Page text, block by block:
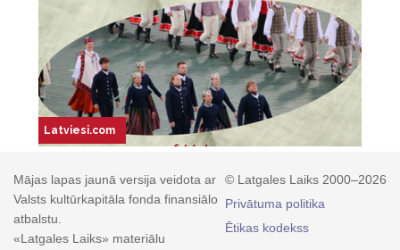
© Latgales Laiks 2000–2026
Privātuma politika
Ētikas kodekss
Mājas lapas jaunā versija veidota ar
Valsts kultūrkapitāla fonda finansiālo
atbalstu.
«Latgales Laiks» materiālu